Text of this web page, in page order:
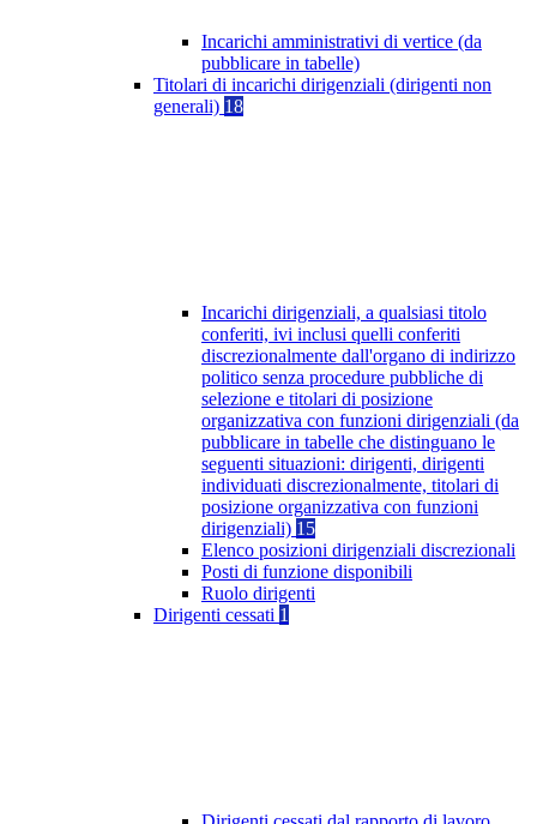
Incarichi amministrativi di vertice (da
pubblicare in tabelle)
Titolari di incarichi dirigenziali (dirigenti non
generali) 18
Incarichi dirigenziali, a qualsiasi titolo
conferiti, ivi inclusi quelli conferiti
discrezionalmente dall'organo di indirizzo
politico senza procedure pubbliche di
selezione e titolari di posizione
organizzativa con funzioni dirigenziali (da
pubblicare in tabelle che distinguano le
seguenti situazioni: dirigenti, dirigenti
individuati discrezionalmente, titolari di
posizione organizzativa con funzioni
dirigenziali) 15
Elenco posizioni dirigenziali discrezionali
Posti di funzione disponibili
Ruolo dirigenti
Dirigenti cessati 1